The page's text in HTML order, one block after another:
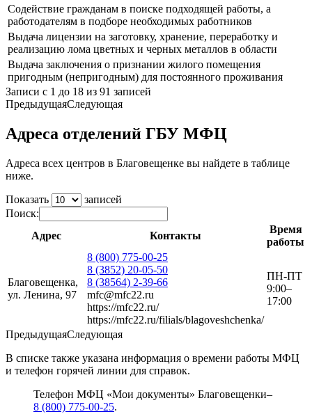
Содействие гражданам в поиске подходящей работы, а
работодателям в подборе необходимых работников
Выдача лицензии на заготовку, хранение, переработку и
реализацию лома цветных и черных металлов в области
Выдача заключения о признании жилого помещения
пригодным (непригодным) для постоянного проживания
Записи с 1 до 18 из 91 записей
ПредыдущаяСледующая
Адреса отделений ГБУ МФЦ
Адреса всех центров в Благовещенке вы найдете в таблице
ниже.
Показать
записей
Поиск:
Адрес
Контакты
Время
работы
Благовещенка,
ул. Ленина, 97
8 (800) 775-00-25
8 (3852) 20-05-50
8 (38564) 2-39-66
mfc@mfc22.ru
https://mfc22.ru/
https://mfc22.ru/filials/blagoveshchenka/
ПН-ПТ
9:00–
17:00
ПредыдущаяСледующая
В списке также указана информация о времени работы МФЦ
и телефон горячей линии для справок.
Телефон МФЦ «Мои документы» Благовещенки–
8 (800) 775-00-25.